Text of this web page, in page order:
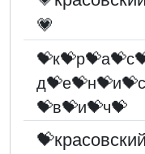
💗
💝в💝и💝ч💝